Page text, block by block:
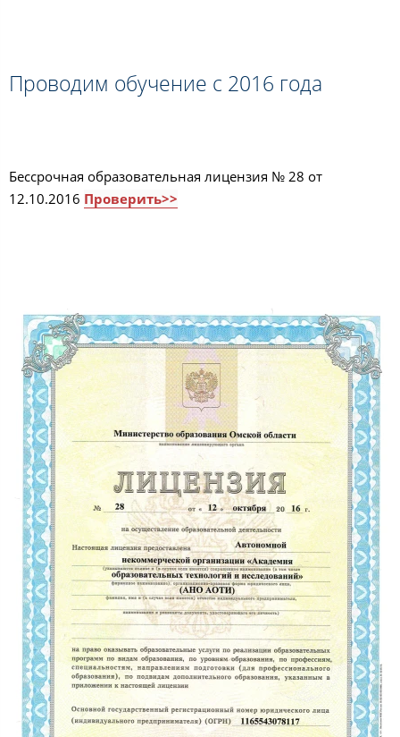
Проводим обучение с 2016 года
Бессрочная образовательная лицензия № 28 от
12.10.2016 Проверить>>